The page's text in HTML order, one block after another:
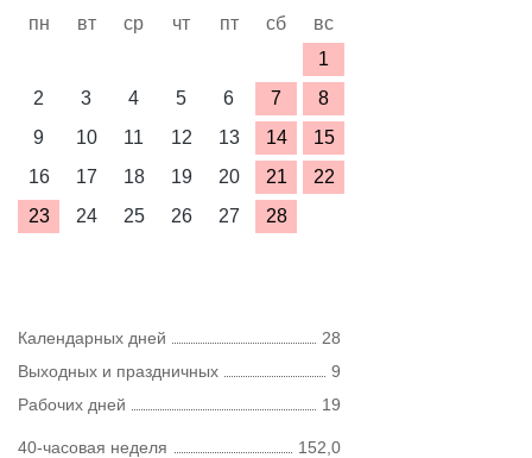
пн вт ср чт пт сб
вс
1
2
3 4 5 6 7
8
9
10 11 12 13 14
15
16
17 18 19 20 21
22
23
24 25 26 27 28
Календарных дней
28
Выходных и праздничных
9
Рабочих дней
19
40-часовая неделя
152,0